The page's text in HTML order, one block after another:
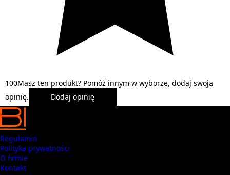
100Masz ten produkt? Pomóż innym w wyborze, dodaj swoją
opinię.
Dodaj opinię
Regulamin
Polityka prywatności
O firmie
Kontakt